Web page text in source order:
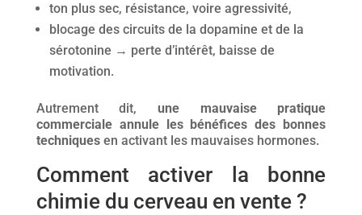
ton plus sec, résistance, voire agressivité,
blocage des circuits de la dopamine et de la
sérotonine → perte d’intérêt, baisse de
motivation.
Autrement dit, une mauvaise pratique
commerciale annule les bénéfices des bonnes
techniquesen activant les mauvaises hormones.
Comment activer la bonne
chimie du cerveau en vente ?